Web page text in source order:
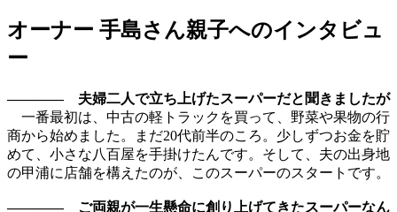
オーナー 手島さん親子へのインタビュ
ー
———— 夫婦二人で立ち上げたスーパーだと聞きましたが
一番最初は、中古の軽トラックを買って、野菜や果物の行
商から始めました。まだ20代前半のころ。少しずつお金を貯
めて、小さな八百屋を手掛けたんです。そして、夫の出身地
の甲浦に店舗を構えたのが、このスーパーのスタートです。
———— ご両親が一生懸命に創り上げてきたスーパーなん